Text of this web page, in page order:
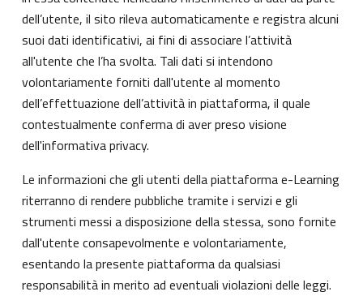
dell’utente, il sito rileva automaticamente e registra alcuni
suoi dati identificativi, ai fini di associare l’attività
all'utente che l’ha svolta. Tali dati si intendono
volontariamente forniti dall'utente al momento
dell’effettuazione dell’attività in piattaforma, il quale
contestualmente conferma di aver preso visione
dell'informativa privacy.
Le informazioni che gli utenti della piattaforma e-Learning
riterranno di rendere pubbliche tramite i servizi e gli
strumenti messi a disposizione della stessa, sono fornite
dall'utente consapevolmente e volontariamente,
esentando la presente piattaforma da qualsiasi
responsabilità in merito ad eventuali violazioni delle leggi.